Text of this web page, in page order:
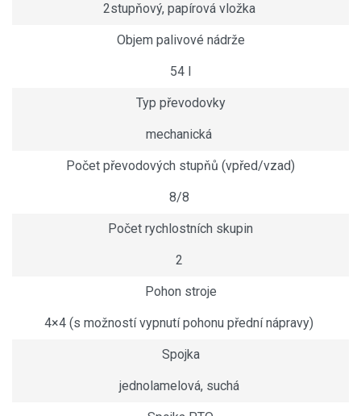
2stupňový, papírová vložka
Objem palivové nádrže
54 l
Typ převodovky
mechanická
Počet převodových stupňů (vpřed/vzad)
8/8
Počet rychlostních skupin
2
Pohon stroje
4×4 (s možností vypnutí pohonu přední nápravy)
Spojka
jednolamelová, suchá